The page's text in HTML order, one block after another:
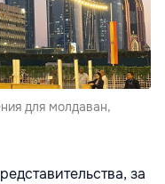
для молдаван,
за